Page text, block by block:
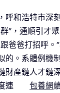
呼和浩特市深
”，通順引才
爸爸打招呼。
的。系體例機
財產鏈人才鏈
連
包養網